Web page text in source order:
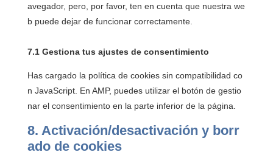
avegador, pero, por favor, ten en cuenta que nuestra we
b puede dejar de funcionar correctamente.
7.1 Gestiona tus ajustes de consentimiento
Has cargado la política de cookies sin compatibilidad co
n JavaScript. En AMP, puedes utilizar el botón de gestio
nar el consentimiento en la parte inferior de la página.
8. Activación/desactivación y borr
ado de cookies